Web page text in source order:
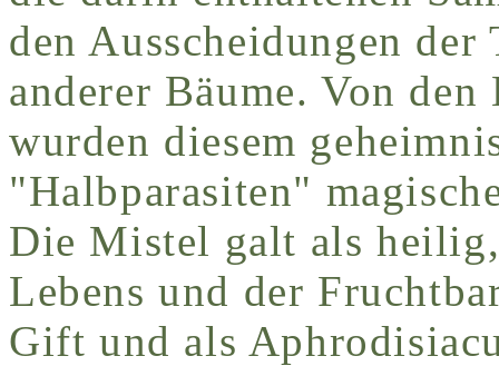
den Ausscheidungen
anderer Bäume. Von
wurden diesem
"Halbparasiten"
Die Mistel galt als
Lebens und der
Gift und als